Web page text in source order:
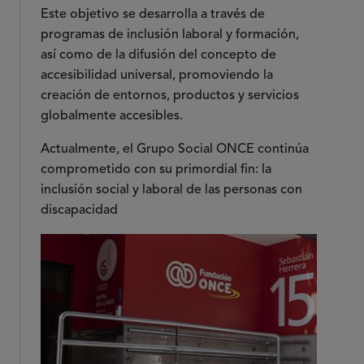
Este objetivo se desarrolla a través de
programas de inclusión laboral y formación,
así como de la difusión del concepto de
accesibilidad universal, promoviendo la
creación de entornos, productos y servicios
globalmente accesibles.
Actualmente, el Grupo Social ONCE continúa
comprometido con su primordial fin: la
inclusión social y laboral de las personas con
discapacidad